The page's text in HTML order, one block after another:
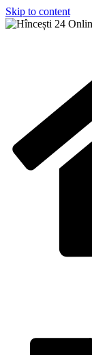
Skip to content